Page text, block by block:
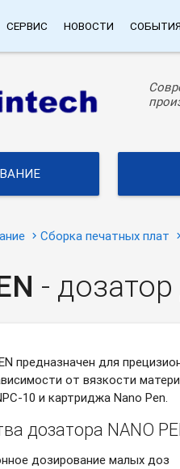
СЕРВИС НОВОСТИ СОБЫТИЯ
Сборка печатных плат
-
предназначен для
от вязкости
10 и картриджа Nano Pen.
дозатора NANO
дозирование малых доз